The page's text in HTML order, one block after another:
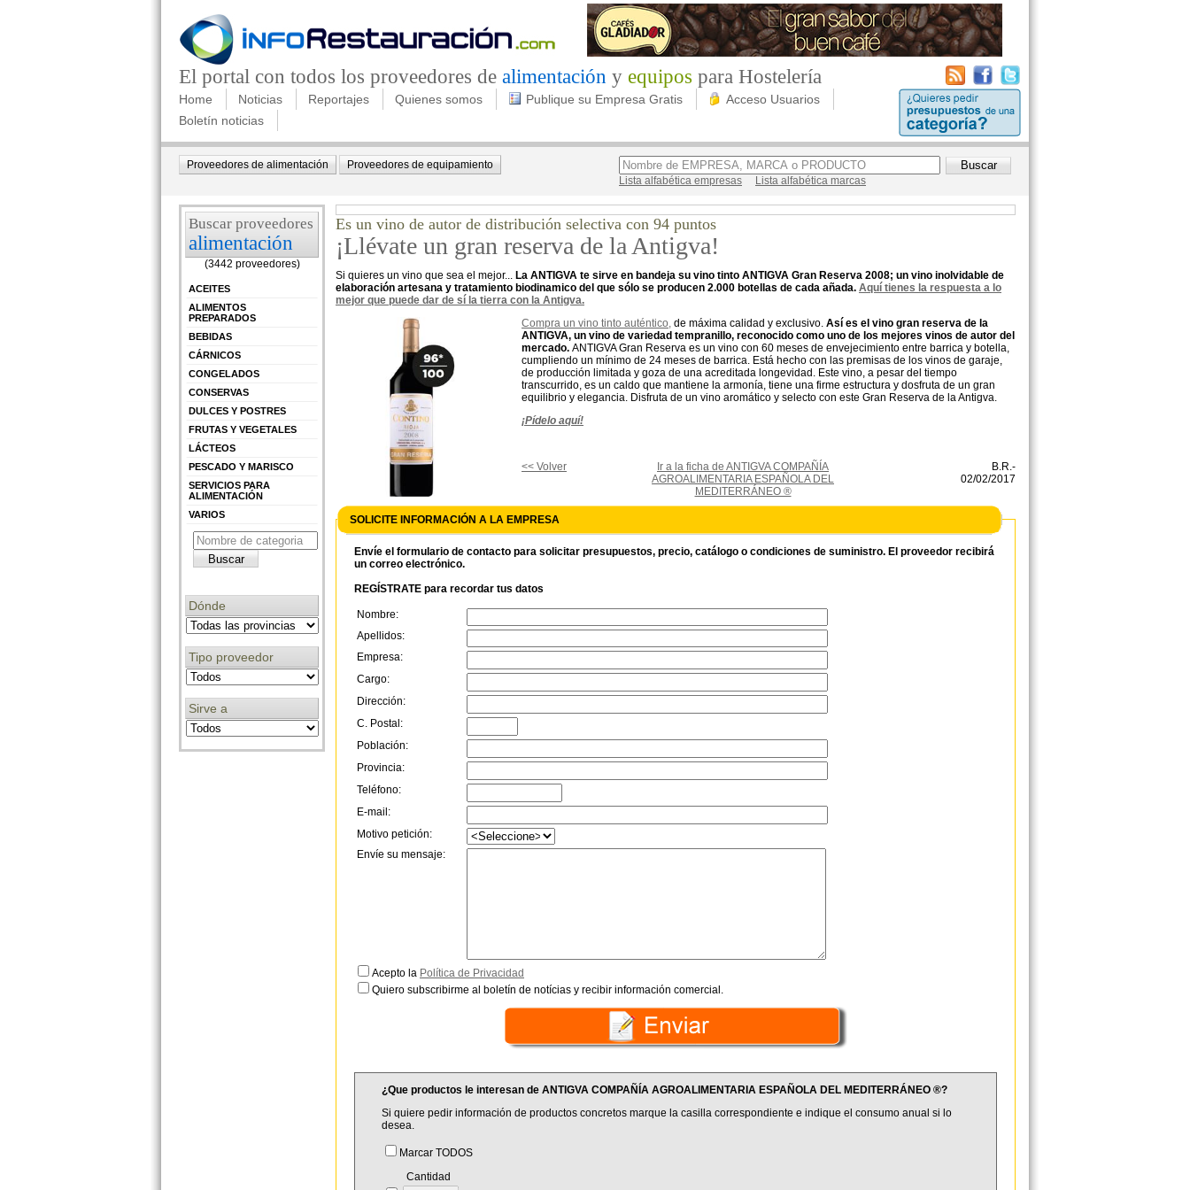
El portal con todos los proveedores de alimentación y equipos para Hostelería
Home Noticias Reportajes Quienes somos Publique su Empresa Gratis
Acceso Usuarios
Boletín noticias
Proveedores de alimentación
Proveedores de equipamiento
Lista alfabética empresas
Lista alfabética marcas
Buscar proveedores
alimentación
(3442 proveedores)
ACEITES
ALIMENTOS
PREPARADOS
BEBIDAS
CÁRNICOS
CONGELADOS
CONSERVAS
DULCES Y POSTRES
FRUTAS Y VEGETALES
LÁCTEOS
PESCADO Y MARISCO
SERVICIOS PARA
ALIMENTACIÓN
VARIOS
Dónde
Tipo proveedor
Sirve a
Es un vino de autor de distribución selectiva con 94 puntos
¡Llévate un gran reserva de la Antigva!
Si quieres un vino que sea el mejor... La ANTIGVA te sirve en bandeja su vino tinto ANTIGVA Gran Reserva 2008; un vino inolvidable de
elaboración artesana y tratamiento biodinamico del que sólo se producen 2.000 botellas de cada añada. Aquí tienes la respuesta a lo
mejor que puede dar de sí la tierra con la Antigva.
Compra un vino tinto auténtico, de máxima calidad y exclusivo. Así es el vino gran reserva de la
ANTIGVA, un vino de variedad tempranillo, reconocido como uno de los mejores vinos de autor del
mercado. ANTIGVA Gran Reserva es un vino con 60 meses de envejecimiento entre barrica y botella,
cumpliendo un mínimo de 24 meses de barrica. Está hecho con las premisas de los vinos de garaje,
de producción limitada y goza de una acreditada longevidad. Este vino, a pesar del tiempo
transcurrido, es un caldo que mantiene la armonía, tiene una firme estructura y dosfruta de un gran
equilibrio y elegancia. Disfruta de un vino aromático y selecto con este Gran Reserva de la Antigva.
¡Pídelo aquí!
<< Volver
Ir a la ficha de ANTIGVA COMPAÑÍA
AGROALIMENTARIA ESPAÑOLA DEL
MEDITERRÁNEO ®
B.R.-
02/02/2017
SOLICITE INFORMACIÓN A LA EMPRESA
Envíe el formulario de contacto para solicitar presupuestos, precio, catálogo o condiciones de suministro. El proveedor recibirá
un correo electrónico.
REGÍSTRATE para recordar tus datos
Nombre:
Apellidos:
Empresa:
Cargo:
Dirección:
C. Postal:
Población:
Provincia:
Teléfono:
E-mail:
Motivo petición:
Envíe su mensaje:
Acepto la Política de Privacidad
Quiero subscribirme al boletín de notícias y recibir información comercial.
¿Que productos le interesan de ANTIGVA COMPAÑÍA AGROALIMENTARIA ESPAÑOLA DEL MEDITERRÁNEO ®?
Si quiere pedir información de productos concretos marque la casilla correspondiente e indique el consumo anual si lo
desea.
Marcar TODOS
Cantidad